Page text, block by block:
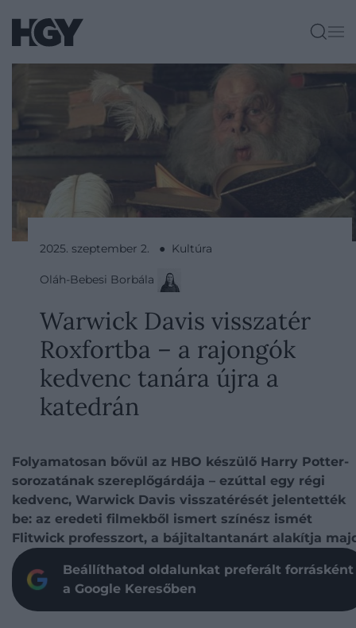
2025. szeptember 2. ● Kultúra
Oláh-Bebesi Borbála
Warwick Davis visszatér
Roxfortba – a rajongók
kedvenc tanára újra a
katedrán
Folyamatosan bővül az HBO készülő Harry Potter-
sorozatának szereplőgárdája – ezúttal egy régi
kedvenc, Warwick Davis visszatérését jelentették
be: az eredeti filmekből ismert színész ismét
Flitwick professzort, a bájitaltantanárt alakítja
Beállíthatod oldalunkat preferált forrásként
a Google Keresőben